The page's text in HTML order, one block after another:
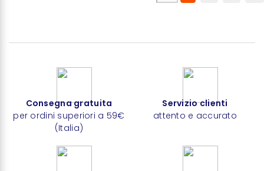
Consegna gratuita
per ordini superiori a 59€
(Italia)
Servizio clienti
attento e accurato